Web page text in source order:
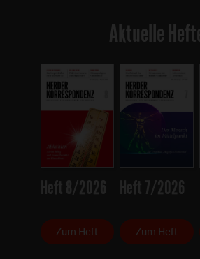
Aktuelle
Heft 8/2026
Zum Heft
Heft 7/2026
Zum Heft